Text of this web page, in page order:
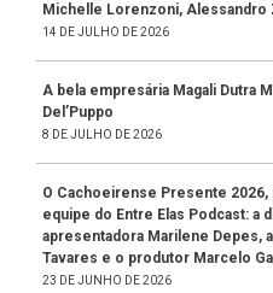
Michelle Lorenzoni, Alessandro
14 DE JULHO DE 2026
A bela empresária Magali Dutra
Del’Puppo
8 DE JULHO DE 2026
O Cachoeirense Presente
equipe do Entre Elas Podcast: a
apresentadora Marilene Depes,
Tavares e o produtor Marcelo
23 DE JUNHO DE 2026